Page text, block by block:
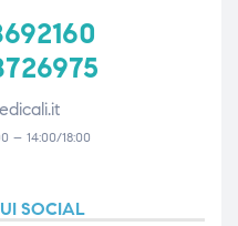
– 14:00/18:00
SOCIAL